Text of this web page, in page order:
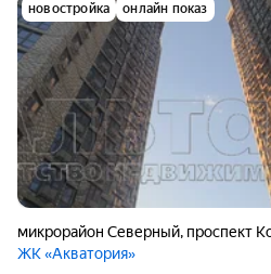
новостройка онлайн показ
микрорайон Северный, проспект
ЖК «Акватория»